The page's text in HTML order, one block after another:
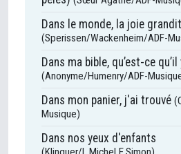
Dans le monde, la joie grandit
(Sperissen/Wackenheim/ADF-
Dans ma bible, qu’est-ce qu’il
(Anonyme/Humenry/ADF-
Dans mon panier, j'ai trouvé
Musique)
Dans nos yeux d'enfants